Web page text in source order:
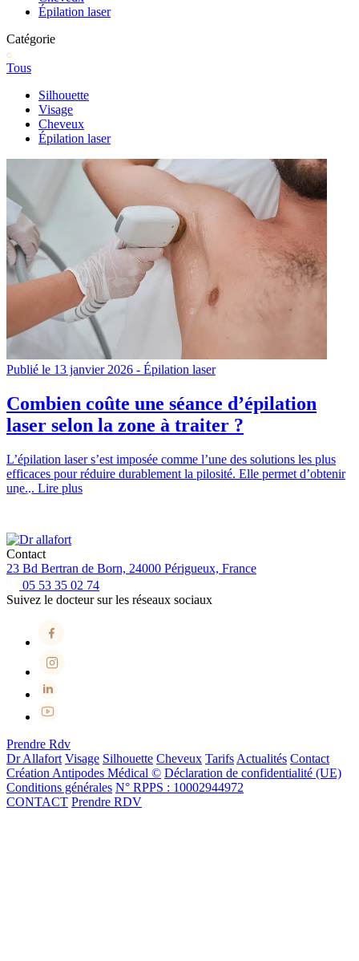
Épilation laser
Catégorie
Tous
Silhouette
Visage
Cheveux
Épilation laser
Publié le 13 janvier 2026 - Épilation laser
Combien coûte une séance d’épilation
laser selon la zone à traiter ?
L’épilation laser s’est imposée comme l’une des solutions les plus
efficaces pour réduire durablement la pilosité. Elle permet d’obtenir
une... Lire plus
Contact
23 Bd Bertran de Born, 24000 Périgueux, France
05 53 35 02 74
Suivez le docteur sur les réseaux sociaux
Prendre Rdv
Dr Allafort Visage Silhouette Cheveux Tarifs Actualités Contact
Création Antipodes Médical © Déclaration de confidentialité (UE)
Conditions générales N° RPPS : 10002944972
CONTACT Prendre RDV